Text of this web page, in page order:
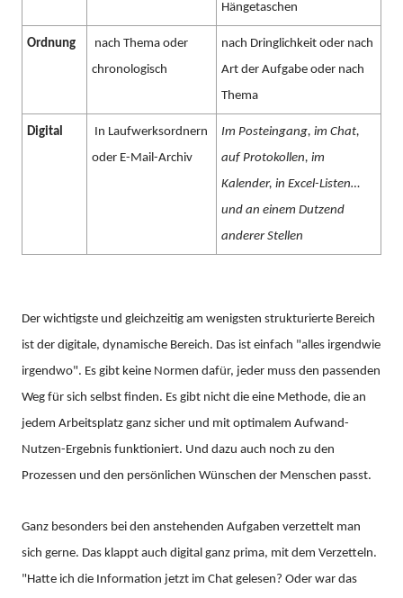
Hängetaschen
Ordnung
nach Thema oder
chronologisch
nach Dringlichkeit oder nach
Art der Aufgabe oder nach
Thema
Digital
In Laufwerksordnern
oder E-Mail-Archiv
Im Posteingang, im Chat,
auf Protokollen, im
Kalender, in Excel-Listen…
und an einem Dutzend
anderer Stellen
Der wichtigste und gleichzeitig am wenigsten strukturierte Bereich
ist der digitale, dynamische Bereich. Das ist einfach "alles irgendwie
irgendwo". Es gibt keine Normen dafür, jeder muss den passenden
Weg für sich selbst finden. Es gibt nicht die eine Methode, die an
jedem Arbeitsplatz ganz sicher und mit optimalem Aufwand-
Nutzen-Ergebnis funktioniert. Und dazu auch noch zu den
Prozessen und den persönlichen Wünschen der Menschen passt.
Ganz besonders bei den anstehenden Aufgaben verzettelt man
sich gerne. Das klappt auch digital ganz prima, mit dem Verzetteln.
"Hatte ich die Information jetzt im Chat gelesen? Oder war das